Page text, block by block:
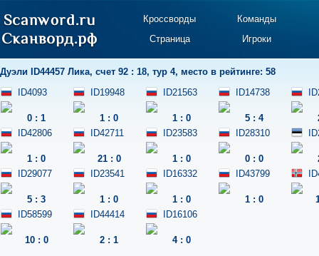
Кроссворды
Команды
Страница
Игроки
Дуэли ID44457 Лика, счет 92 : 18, тур 4, место в рейтинге: 58
ID4093
0 : 1
ID19948
1 : 0
ID21563
1 : 0
ID14738
5 : 4
ID42806
1 : 0
ID42711
21: 0
ID23583
1 : 0
ID28310
0 : 0
ID29077
5 : 3
ID23541
1 : 0
ID16332
1 : 0
ID43799
1 : 0
ID58599
10: 0
ID44414
2 : 1
ID16106
4: 0